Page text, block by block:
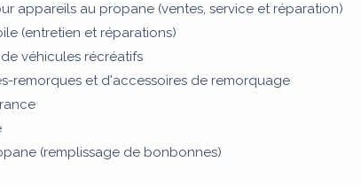
appareils au propane (ventes, service et réparation)
(entretien et réparations)
véhicules récréatifs
remorques et d'accessoires de remorquage
(remplissage de bonbonnes)